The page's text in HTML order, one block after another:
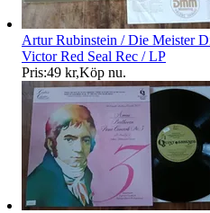
Artur Rubinstein / Die Meister
Victor Red Seal Rec / LP
Pris:49 kr,Köp nu.